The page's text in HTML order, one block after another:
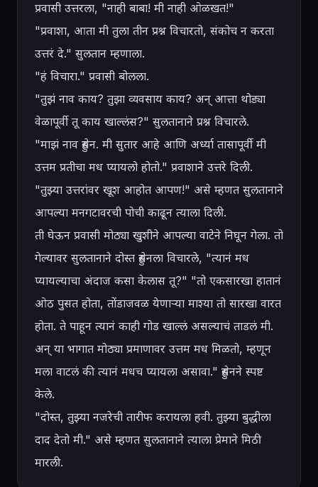
प्रवासी उत्तरला, "नाही बाबा! मी नाही ओळखत!"
"प्रवाशा, आता मी तुला तीन प्रश्न विचारतो, संकोच न करता
उत्तरं दे." सुलतान म्हणाला.
"हं विचारा." प्रवासी बोलला.
"तुझं नाव काय? तुझा व्यवसाय काय? अन् आत्ता थोड्या
वेळापूर्वी तू काय खाल्लंस?" सुलतानाने प्रश्न विचारले.
"माझं नाव हुसेन. मी सुतार आहे आणि अर्ध्या तासापूर्वी मी
उत्तम प्रतीचा मध प्यायलो होतो." प्रवाशाने उत्तरे दिली.
"तुझ्या उत्तरांवर खूश आहोत आपण!" असे म्हणत सुलतानाने
आपल्या मनगटावरची पोची काढून त्याला दिली.
ती घेऊन प्रवासी मोठ्या खुशीने आपल्या वाटेने निघून गेला. तो
गेल्यावर सुलतानाने दोस्त हुसेनला विचारले, "त्यानं मध
प्यायल्याचा अंदाज कसा केलास तू?" "तो एकसारखा हातानं
ओठ पुसत होता, तोंडाजवळ येणाऱ्या माश्या तो सारखा वारत
होता. ते पाहून त्यानं काही गोड खाल्लं असल्याचं ताडलं मी.
अन् या भागात मोठ्या प्रमाणावर उत्तम मध मिळतो, म्हणून
मला वाटलं की त्यानं मधच प्यायला असावा." हुसेनने स्पष्ट
केले.
"दोस्त, तुझ्या नजरेची तारीफ करायला हवी. तुझ्या बुद्धीला
दाद देतो मी." असे म्हणत सुलतानाने त्याला प्रेमाने मिठी
मारली.